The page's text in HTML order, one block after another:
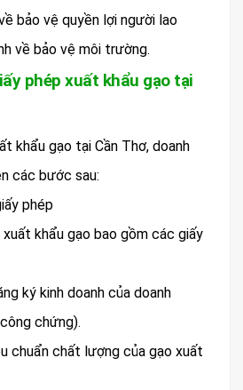
bảo vệ quyền lợi người lao
về bảo vệ môi trường.
phép xuất khẩu gạo tại
khẩu gạo tại Cần Thơ, doanh
các bước sau:
phép
khẩu gạo bao gồm các giấy
ký kinh doanh của doanh
chứng).
chuẩn chất lượng của gạo xuất